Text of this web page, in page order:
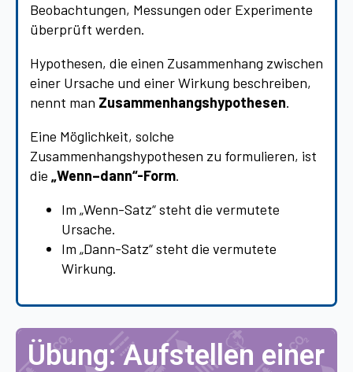
Beobachtungen, Messungen oder Experimente
überprüft werden.
Hypothesen, die einen Zusammenhang zwischen
einer Ursache und einer Wirkung beschreiben,
nennt man Zusammenhangshypothesen.
Eine Möglichkeit, solche
Zusammenhangshypothesen zu formulieren, ist
die „Wenn–dann“-Form.
Im „Wenn-Satz“ steht die vermutete
Ursache.
Im „Dann-Satz“ steht die vermutete
Wirkung.
Übung: Aufstellen einer